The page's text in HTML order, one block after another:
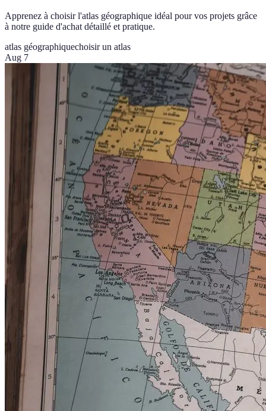
Apprenez à choisir l'atlas géographique idéal pour vos projets grâce
à notre guide d'achat détaillé et pratique.
atlas géographiquechoisir un atlas
Aug 7